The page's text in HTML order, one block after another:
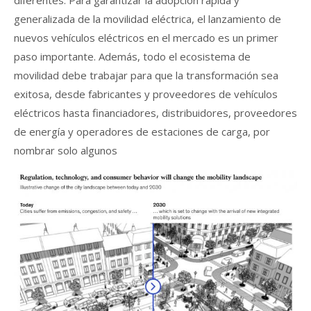
generalizada de la movilidad eléctrica, el lanzamiento de
nuevos vehículos eléctricos en el mercado es un primer
paso importante. Además, todo el ecosistema de
movilidad debe trabajar para que la transformación sea
exitosa, desde fabricantes y proveedores de vehículos
eléctricos hasta financiadores, distribuidores, proveedores
de energía y operadores de estaciones de carga, por
nombrar solo algunos